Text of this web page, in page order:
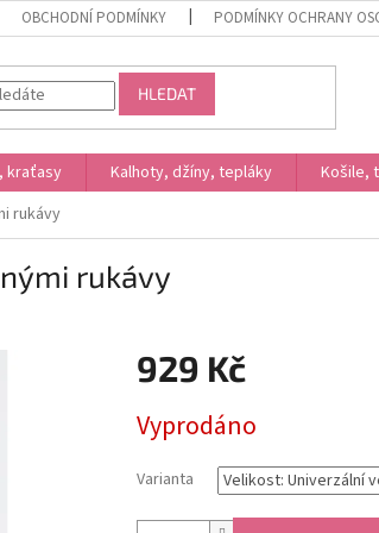
OBCHODNÍ PODMÍNKY PODMÍNKY OCHRANY
HLEDAT
kraťasy Kalhoty, džíny, tepláky Košile,
rukávy
rukávy
929 Kč
cena:
Vyprodáno
Varianta